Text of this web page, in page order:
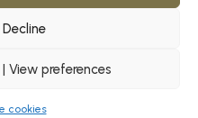
View preferences
cookies